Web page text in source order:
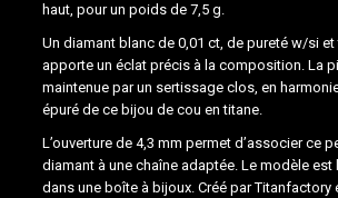
haut, pour un poids de 7,5 g.
Un diamant blanc de 0,01 ct, de pureté w/si et
apporte un éclat précis à la composition. La
maintenue par un sertissage clos, en
épuré de ce bijou de cou en titane.
L’ouverture de 4,3 mm permet d’associer ce
diamant à une chaîne adaptée. Le modèle est
dans une boîte à bijoux. Créé par Titanfactory